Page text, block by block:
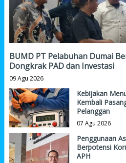
BUMD PT Pelabuhan Dumai
Dongkrak PAD dan Investasi
09 Agu 2026
Kebijakan
Kembali
Pelanggan
07 Agu 2026
Penggunaan
Berpotensi
APH